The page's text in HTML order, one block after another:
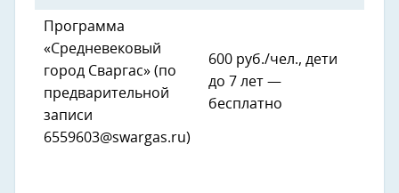
Программа
«Средневековый
город Сваргас» (по
предварительной
записи
6559603@swargas.ru)
600 руб./чел., дети
до 7 лет —
бесплатно